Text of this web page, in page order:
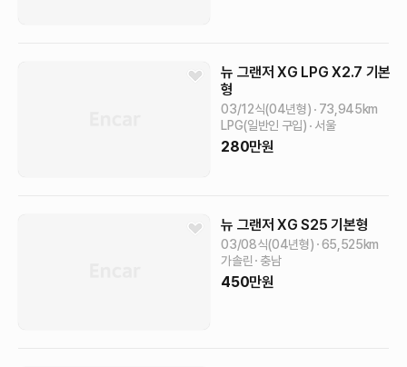
뉴 그랜저 XG LPG X2.7 기본
형
03/12식(04년형) 73,945km
LPG(일반인 구입)
서울
280만원
뉴 그랜저 XG S25 기본형
03/08식(04년형) 65,525km
가솔린
충남
450만원